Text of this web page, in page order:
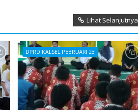
Lihat Selanjutnya
DPRD KALSEL PEBRUARI 23